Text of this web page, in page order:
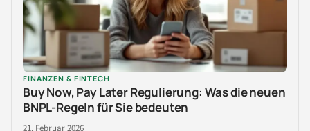
FINANZEN & FINTECH
Buy Now, Pay Later Regulierung: Was die neuen
BNPL-Regeln für Sie bedeuten